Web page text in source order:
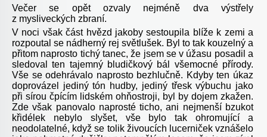
Večer se opět ozvaly nejméně dva výstřely
z mysliveckých zbraní.
V noci však část hvězd jakoby sestoupila blíže k zemi a
rozpoutal se nádherný rej světlušek. Byl to tak kouzelný a
přitom naprosto tichý tanec, že jsem se v úžasu posadil a
sledoval ten tajemný bludičkový bál všemocné přírody.
Vše se odehrávalo naprosto bezhlučně. Kdyby ten úkaz
doprovázel jediný tón hudby, jediný třesk výbuchu jako
při sírou čpícím lidském ohňostroji, byl by dojem zkažen.
Zde však panovalo naprosté ticho, ani nejmenší bzukot
křidélek nebylo slyšet, vše bylo tak ohromující a
neodolatelné, když se tolik živoucích lucerniček vznášelo